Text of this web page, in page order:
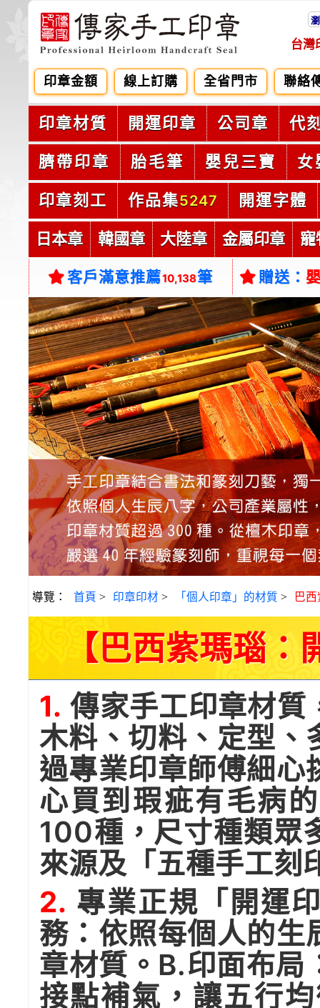
台灣
印章金額 線上訂購 全省門市 聯絡
印章材質 開運印章 公司章 代
臍帶印章 胎毛筆 嬰兒三寶 女
印章刻工 作品集5247 開運字體
日本章 韓國章 大陸章 金屬印章 寵
客戶滿意推薦10,138筆 贈送：
導覽： 首頁 > 印章印材 > 「個人印章」的材質 > 巴
【巴西紫瑪瑙：
1. 傳家手工印章材質
木料、切料、定型、
過專業印章師傅細心
心買到瑕疵有毛病
100種，尺寸種類眾
來源及「五種手工刻
2. 專業正規「開運
務：依照每個人的生
章材質。B.印面布局
接點補氣，讓五行